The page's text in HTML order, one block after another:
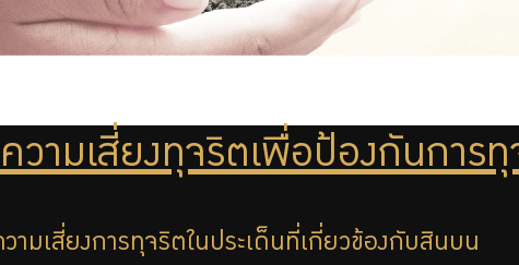
ความเสี่ยงทุจริตเพื่อป้องกันการทุ
วามเสี่ยงการทุจริตในประเด็นที่เกี่ยวข้องกับสินบน